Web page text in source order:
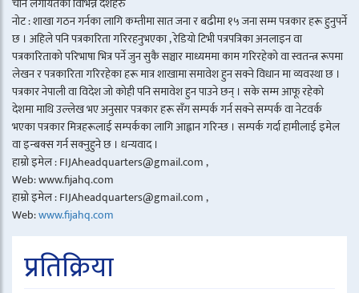
नोट : शाखा गठन गर्नका लागि कम्तीमा सात जना र बढीमा १५ जना सम्म पत्रकार हरू हुनुपर्ने
छ । अहिले पनि पत्रकारिता गरिरहनुभएका , रेडियो टिभी पत्रपत्रिका अनलाइन वा
पत्रकारिताको परिभाषा भित्र पर्ने जुन सुकै सञ्चार माध्यममा काम गरिरहेको वा स्वतन्त्र रूपमा
लेखन र पत्रकारिता गरिरहेका हरू मात्र शाखामा समावेश हुन सक्ने विधान मा व्यवस्था छ ।
पत्रकार नेपाली वा विदेश जो कोही पनि समावेश हुन पाउने छन् । सके सम्म आफू रहेको
देशमा माथि उल्लेख भए अनुसार पत्रकार हरू सँग सम्पर्क गर्न सक्ने सम्पर्क वा नेटवर्क
भएका पत्रकार मित्रहरूलाई सम्पर्कका लागि आह्वान गरिन्छ । सम्पर्क गर्दा हामीलाई इमेल
वा इन्बक्स गर्न सक्नुहुने छ । धन्यवाद ।
हाम्रो इमेल : FIJAheadquarters@gmail.com ,
Web: www.fijahq.com
हाम्रो इमेल : FIJAheadquarters@gmail.com ,
Web:www.fijahq.com
प्रतिक्रिया